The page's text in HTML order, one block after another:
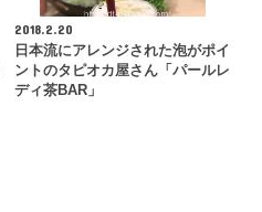
2018.2.20
日本流にアレンジされた泡がポイ
ントのタピオカ屋さん「パールレ
ディ茶BAR」